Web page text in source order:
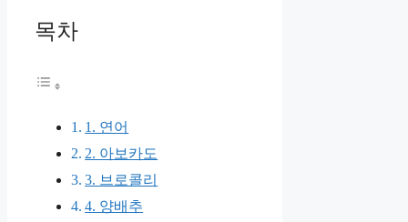
목차
1. 연어
2. 아보카도
3. 브로콜리
4. 양배추